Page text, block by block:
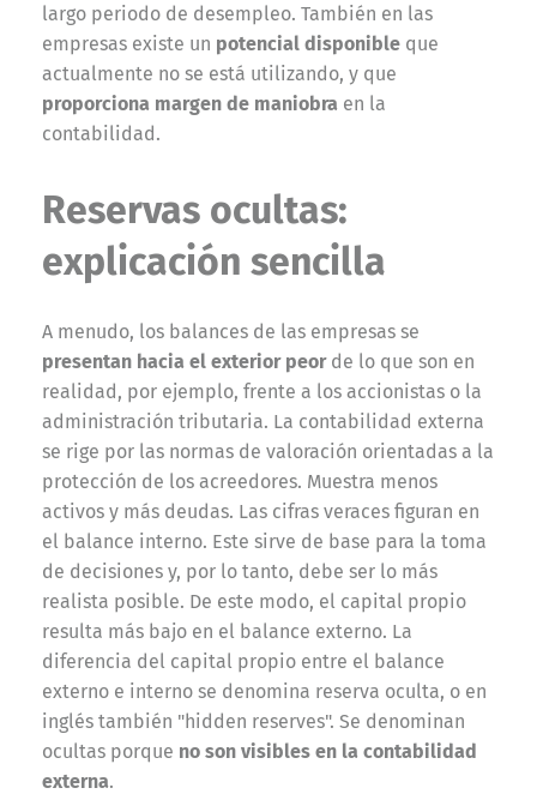
largo periodo de desempleo. También en las
empresas existe un potencial disponible que
actualmente no se está utilizando, y que
proporciona margen de maniobra en la
contabilidad.
Reservas ocultas:
explicación sencilla
A menudo, los balances de las empresas se
presentan hacia el exterior peorde lo que son en
realidad, por ejemplo, frente a los accionistas o la
administración tributaria. La contabilidad externa
se rige por las normas de valoración orientadas a la
protección de los acreedores. Muestra menos
activos y más deudas. Las cifras veraces figuran en
el balance interno. Este sirve de base para la toma
de decisiones y, por lo tanto, debe ser lo más
realista posible. De este modo, el capital propio
resulta más bajo en el balance externo. La
diferencia del capital propio entre el balance
externo e interno se denomina reserva oculta, o en
inglés también "hidden reserves". Se denominan
ocultas porque no son visibles en la contabilidad
externa.